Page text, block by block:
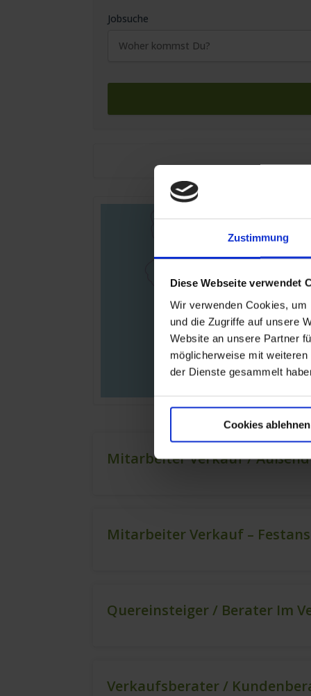
Zustimmung
Diese Webseite verwendet
Wir verwenden Cookies,
und die Zugriffe auf unsere
Website an unsere Partner
möglicherweise mit
der Dienste gesammelt
Cookies ablehnen
Jobsuche
Mitarbeiter Verkauf /
Mitarbeiter Verkauf –
Quereinsteiger / Berater Im
Verkaufsberater /